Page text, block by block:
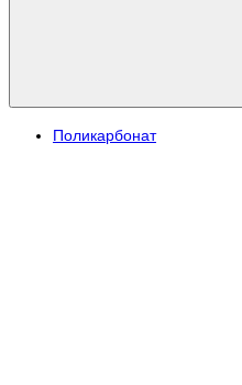
Поликарбонат